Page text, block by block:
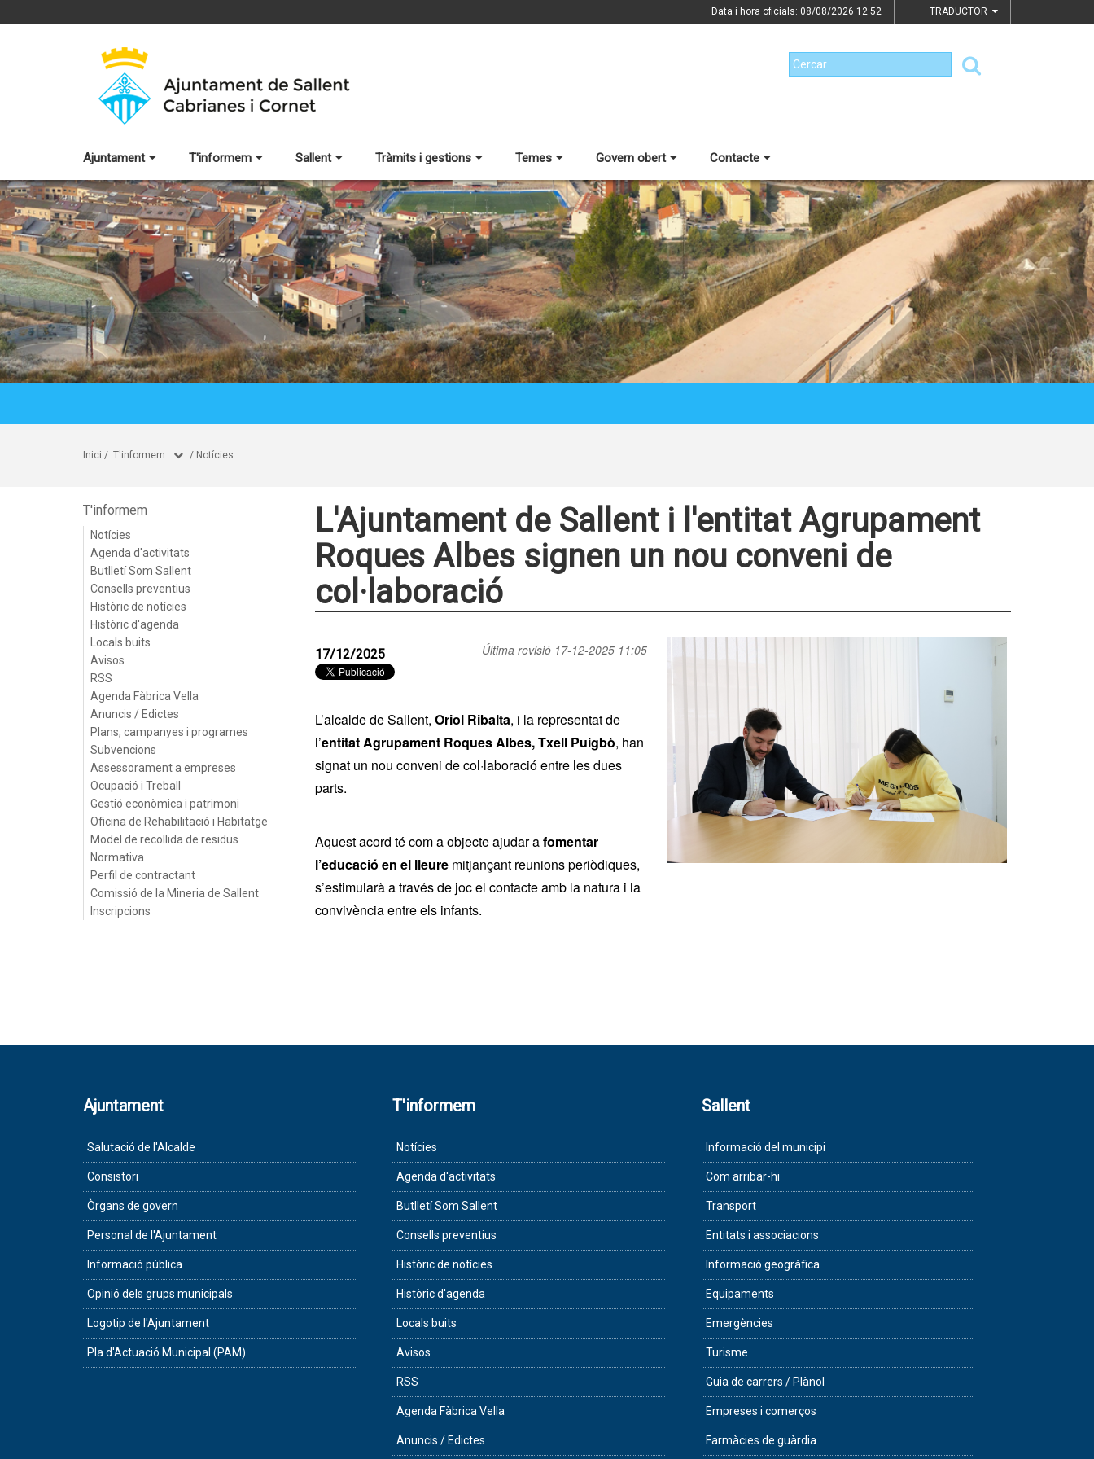
Data i hora oficials: 08/08/2026 12:52 TRADUCTOR
Ajuntament T'informem Sallent Tràmits i gestions Temes Govern obert Contacte
Inici / T'informem / Notícies
T'informem
Notícies
Agenda d'activitats
Butlletí Som Sallent
Consells preventius
Històric de notícies
Històric d'agenda
Locals buits
Avisos
RSS
Agenda Fàbrica Vella
Anuncis / Edictes
Plans, campanyes i programes
Subvencions
Assessorament a empreses
Ocupació i Treball
Gestió econòmica i patrimoni
Oficina de Rehabilitació i Habitatge
Model de recollida de residus
Normativa
Perfil de contractant
Comissió de la Mineria de Sallent
Inscripcions
L'Ajuntament de Sallent i l'entitat Agrupament
Roques Albes signen un nou conveni de
col·laboració
Última revisió 17-12-2025 11:05
17/12/2025
L’alcalde de Sallent, Oriol Ribalta, i la representat de
l’entitat Agrupament Roques Albes, Txell Puigbò, han
signat un nou conveni de col·laboració entre les dues
parts.
Aquest acord té com a objecte ajudar afomentar
l’educació en el lleure mitjançant reunions periòdiques,
s’estimularà a través de joc el contacte amb la natura i la
convivència entre els infants.
Ajuntament
Salutació de l'Alcalde
Consistori
Òrgans de govern
Personal de l'Ajuntament
Informació pública
Opinió dels grups municipals
Logotip de l'Ajuntament
Pla d'Actuació Municipal (PAM)
T'informem
Notícies
Agenda d'activitats
Butlletí Som Sallent
Consells preventius
Històric de notícies
Històric d'agenda
Locals buits
Avisos
RSS
Agenda Fàbrica Vella
Anuncis / Edictes
Sallent
Informació del municipi
Com arribar-hi
Transport
Entitats i associacions
Informació geogràfica
Equipaments
Emergències
Turisme
Guia de carrers / Plànol
Empreses i comerços
Farmàcies de guàrdia